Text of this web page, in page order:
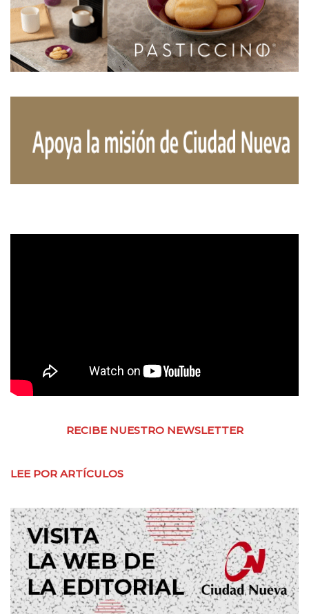
RECIBE NUESTRO NEWSLETTER
LEE POR ARTÍCULOS